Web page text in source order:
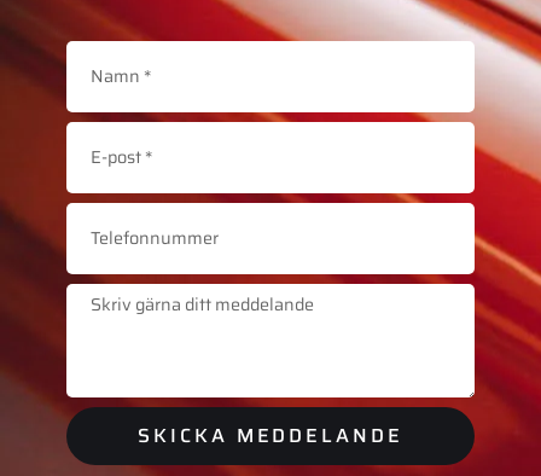
SKICKA MEDDELANDE